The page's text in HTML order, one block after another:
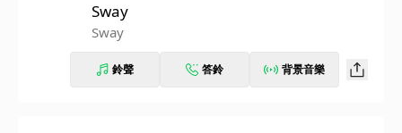
Sway
Sway
鈴聲 答鈴 背景音樂